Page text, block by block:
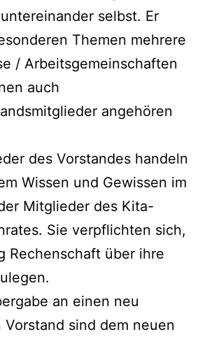
selbst. Er
Themen mehrere
/ Arbeitsgemeinschaften
auch
angehören
des Vorstandes handeln
Wissen und Gewissen im
Mitglieder des Kita-
Sie verpflichten sich,
Rechenschaft über ihre
an einen neu
Vorstand sind dem neuen